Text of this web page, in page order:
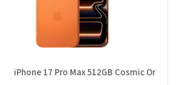
iPhone 17 Pro Max 512GB Cosmic Or